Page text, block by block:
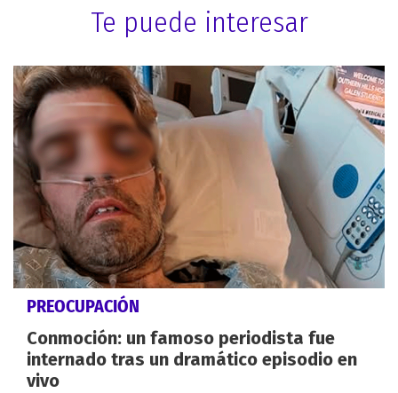
Te puede interesar
PREOCUPACIÓN
Conmoción: un famoso periodista fue
internado tras un dramático episodio en
vivo